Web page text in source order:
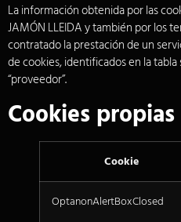
La información obtenida por las
JAMÓN LLEIDA y también por los
contratado la prestación de un
de cookies, identificados en la
“proveedor”.
Cookies propias
Cookie
OptanonAlertBoxClosed